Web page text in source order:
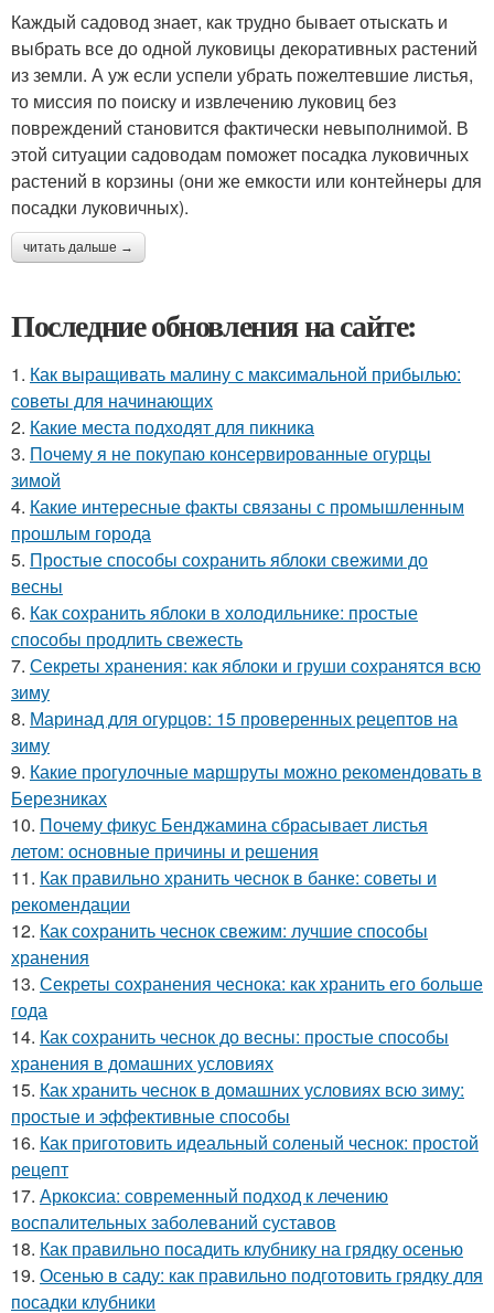
Каждый садовод знает, как трудно бывает отыскать и
выбрать все до одной луковицы декоративных растений
из земли. А уж если успели убрать пожелтевшие листья,
то миссия по поиску и извлечению луковиц без
повреждений становится фактически невыполнимой. В
этой ситуации садоводам поможет посадка луковичных
растений в корзины (они же емкости или контейнеры для
посадки луковичных).
читать дальше →
Последние обновления на сайте:
1. Как выращивать малину с максимальной прибылью:
советы для начинающих
2. Какие места подходят для пикника
3. Почему я не покупаю консервированные огурцы
зимой
4. Какие интересные факты связаны с промышленным
прошлым города
5. Простые способы сохранить яблоки свежими до
весны
6. Как сохранить яблоки в холодильнике: простые
способы продлить свежесть
7. Секреты хранения: как яблоки и груши сохранятся всю
зиму
8. Маринад для огурцов: 15 проверенных рецептов на
зиму
9. Какие прогулочные маршруты можно рекомендовать в
Березниках
10. Почему фикус Бенджамина сбрасывает листья
летом: основные причины и решения
11. Как правильно хранить чеснок в банке: советы и
рекомендации
12. Как сохранить чеснок свежим: лучшие способы
хранения
13. Секреты сохранения чеснока: как хранить его больше
года
14. Как сохранить чеснок до весны: простые способы
хранения в домашних условиях
15. Как хранить чеснок в домашних условиях всю зиму:
простые и эффективные способы
16. Как приготовить идеальный соленый чеснок: простой
рецепт
17. Аркоксиа: современный подход к лечению
воспалительных заболеваний суставов
18. Как правильно посадить клубнику на грядку осенью
19. Осенью в саду: как правильно подготовить грядку для
посадки клубники